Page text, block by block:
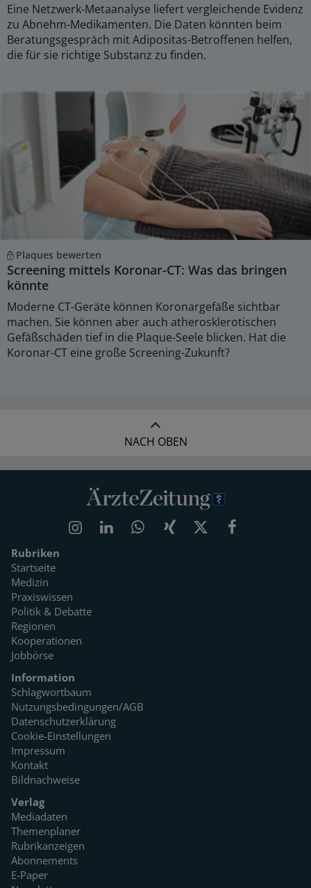
Eine Netzwerk-Metaanalyse liefert vergleichende Evidenz
zu Abnehm-Medikamenten. Die Daten könnten beim
Beratungsgespräch mit Adipositas-Betroffenen helfen,
die für sie richtige Substanz zu finden.
Plaques bewerten
Screening mittels Koronar-CT: Was das bringen
könnte
Moderne CT-Geräte können Koronargefäße sichtbar
machen. Sie können aber auch atherosklerotischen
Gefäßschäden tief in die Plaque-Seele blicken. Hat die
Koronar-CT eine große Screening-Zukunft?
NACH OBEN
Rubriken
Startseite
Medizin
Praxiswissen
Politik & Debatte
Regionen
Kooperationen
Jobbörse
Information
Schlagwortbaum
Nutzungsbedingungen/AGB
Datenschutzerklärung
Cookie-Einstellungen
Impressum
Kontakt
Bildnachweise
Verlag
Mediadaten
Themenplaner
Rubrikanzeigen
Abonnements
E-Paper